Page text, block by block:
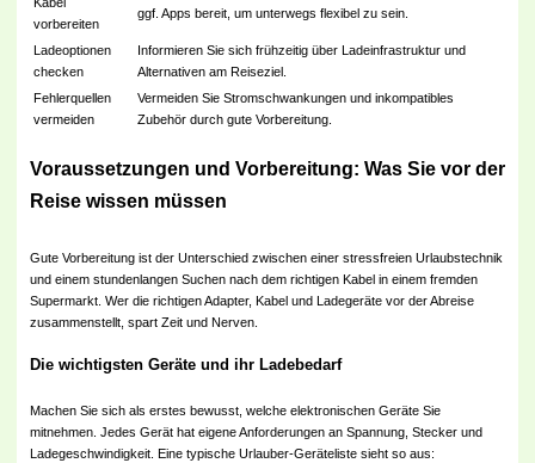
vorbereiten
ggf. Apps bereit, um unterwegs flexibel zu sein.
Ladeoptionen
checken
Informieren Sie sich frühzeitig über Ladeinfrastruktur und
Alternativen am Reiseziel.
Fehlerquellen
vermeiden
Vermeiden Sie Stromschwankungen und inkompatibles
Zubehör durch gute Vorbereitung.
Voraussetzungen und Vorbereitung: Was Sie vor der
Reise wissen müssen
Gute Vorbereitung ist der Unterschied zwischen einer stressfreien Urlaubstechnik
und einem stundenlangen Suchen nach dem richtigen Kabel in einem fremden
Supermarkt. Wer die richtigen Adapter, Kabel und Ladegeräte vor der Abreise
zusammenstellt, spart Zeit und Nerven.
Die wichtigsten Geräte und ihr Ladebedarf
Machen Sie sich als erstes bewusst, welche elektronischen Geräte Sie
mitnehmen. Jedes Gerät hat eigene Anforderungen an Spannung, Stecker und
Ladegeschwindigkeit. Eine typische Urlauber-Geräteliste sieht so aus: